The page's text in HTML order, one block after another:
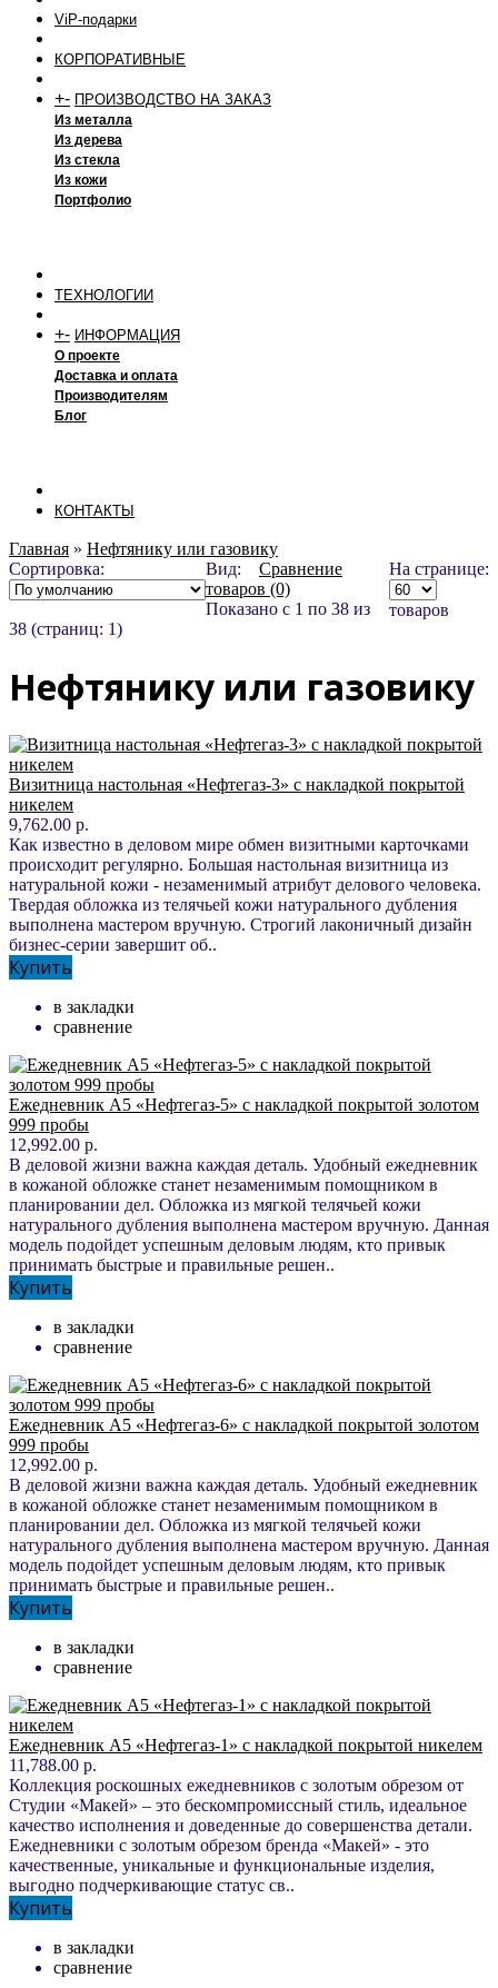
ViP-подарки
КОРПОРАТИВНЫЕ
+- ПРОИЗВОДСТВО НА ЗАКАЗ
Из металла
Из дерева
Из стекла
Из кожи
Портфолио
ТЕХНОЛОГИИ
+- ИНФОРМАЦИЯ
О проекте
Доставка и оплата
Производителям
Блог
КОНТАКТЫ
Главная » Нефтянику или газовику
Сортировка:
Вид: На странице:
товаров
Сравнение
товаров (0)
Показано с 1 по 38 из
38 (страниц: 1)
Нефтянику или газовику
Визитница настольная «Нефтегаз-3» с накладкой покрытой
никелем
9,762.00 р.
Как известно в деловом мире обмен визитными карточками
происходит регулярно. Большая настольная визитница из
натуральной кожи - незаменимый атрибут делового человека.
Твердая обложка из телячьей кожи натурального дубления
выполнена мастером вручную. Строгий лаконичный дизайн
бизнес-серии завершит об..
Купить
в закладки
сравнение
Ежедневник А5 «Нефтегаз-5» с накладкой покрытой золотом
999 пробы
12,992.00 р.
В деловой жизни важна каждая деталь. Удобный ежедневник
в кожаной обложке станет незаменимым помощником в
планировании дел. Обложка из мягкой телячьей кожи
натурального дубления выполнена мастером вручную. Данная
модель подойдет успешным деловым людям, кто привык
принимать быстрые и правильные решен..
Купить
в закладки
сравнение
Ежедневник А5 «Нефтегаз-6» с накладкой покрытой золотом
999 пробы
12,992.00 р.
В деловой жизни важна каждая деталь. Удобный ежедневник
в кожаной обложке станет незаменимым помощником в
планировании дел. Обложка из мягкой телячьей кожи
натурального дубления выполнена мастером вручную. Данная
модель подойдет успешным деловым людям, кто привык
принимать быстрые и правильные решен..
Купить
в закладки
сравнение
Ежедневник А5 «Нефтегаз-1» с накладкой покрытой никелем
11,788.00 р.
Коллекция роскошных ежедневников с золотым обрезом от
Студии «Макей» – это бескомпромиссный стиль, идеальное
качество исполнения и доведенные до совершенства детали.
Ежедневники с золотым обрезом бренда «Макей» - это
качественные, уникальные и функциональные изделия,
выгодно подчеркивающие статус св..
Купить
в закладки
сравнение